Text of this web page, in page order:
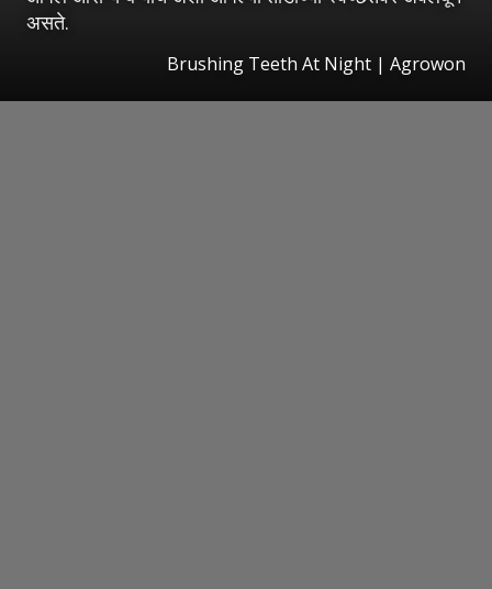
असते.
Brushing Teeth At Night | Agrowon